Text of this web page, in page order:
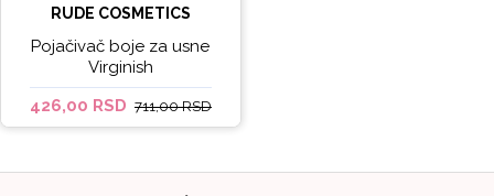
RUDE COSMETICS
Pojačivač boje za usne
Virginish
426,00 RSD 711,00 RSD